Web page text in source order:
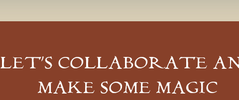
LET’S COLLABORATE
MAKE SOME MAGIC